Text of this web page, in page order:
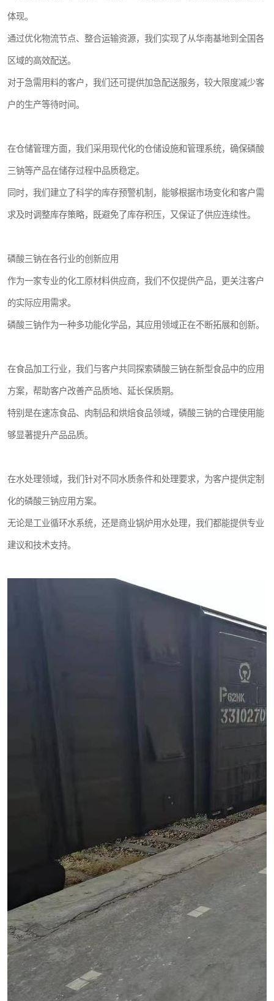
体现。
通过优化物流节点、整合运输资源，我们实现了从华南基地到全国各
区域的高效配送。
对于急需用料的客户，我们还可提供加急配送服务，较大限度减少客
户的生产等待时间。
在仓储管理方面，我们采用现代化的仓储设施和管理系统，确保磷酸
三钠等产品在储存过程中品质稳定。
同时，我们建立了科学的库存预警机制，能够根据市场变化和客户需
求及时调整库存策略，既避免了库存积压，又保证了供应连续性。
磷酸三钠在各行业的创新应用
作为一家专业的化工原材料供应商，我们不仅提供产品，更关注客户
的实际应用需求。
磷酸三钠作为一种多功能化学品，其应用领域正在不断拓展和创新。
在食品加工行业，我们与客户共同探索磷酸三钠在新型食品中的应用
方案，帮助客户改善产品质地、延长保质期。
特别是在速冻食品、肉制品和烘焙食品领域，磷酸三钠的合理使用能
够显著提升产品品质。
在水处理领域，我们针对不同水质条件和处理要求，为客户提供定制
化的磷酸三钠应用方案。
无论是工业循环水系统，还是商业锅炉用水处理，我们都能提供专业
建议和技术支持。